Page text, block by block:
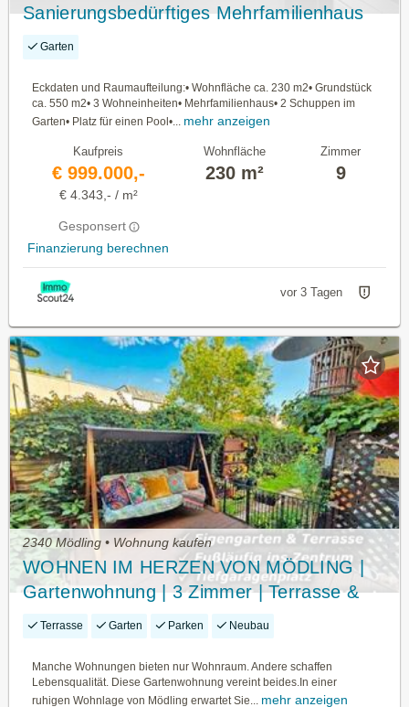
Sanierungsbedürftiges Mehrfamilienhaus
mit vielfältigen Nutzungsmöglichkeiten
Garten
Eckdaten und Raumaufteilung:• Wohnfläche ca. 230 m2• Grundstück
ca. 550 m2• 3 Wohneinheiten• Mehrfamilienhaus• 2 Schuppen im
Garten• Platz für einen Pool•... mehr anzeigen
Kaufpreis
€ 999.000,-
€ 4.343,- / m²
Gesponsert
Finanzierung berechnen
Wohnfläche
230 m²
Zimmer
9
vor 3 Tagen
2340 Mödling • Wohnung kaufen
WOHNEN IM HERZEN VON MÖDLING |
Gartenwohnung | 3 Zimmer | Terrasse &
Eigengarten | Tiefgarage | Zentrumsnahe
Terrasse Garten Parken Neubau
Manche Wohnungen bieten nur Wohnraum. Andere schaffen
Lebensqualität. Diese Gartenwohnung vereint beides.In einer
ruhigen Wohnlage von Mödling erwartet Sie... mehr anzeigen